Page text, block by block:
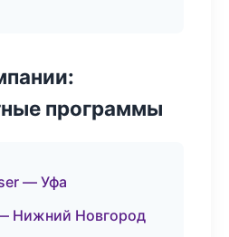
программы
— Уфа
Нижний Новгород